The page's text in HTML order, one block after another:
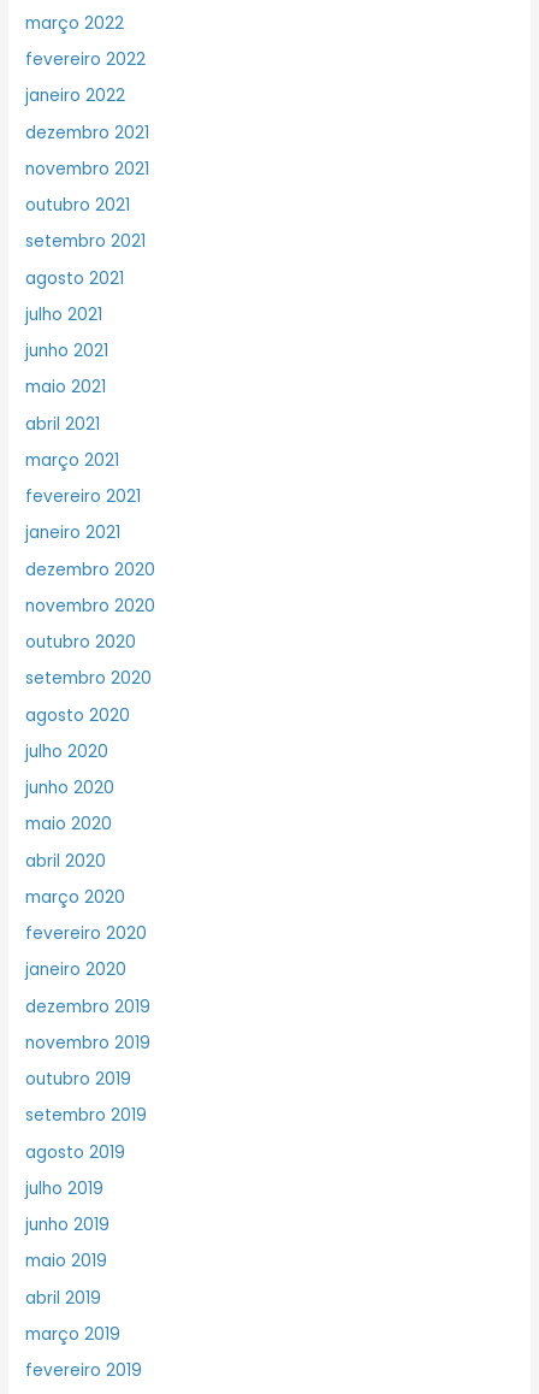
março 2022
fevereiro 2022
janeiro 2022
dezembro 2021
novembro 2021
outubro 2021
setembro 2021
agosto 2021
julho 2021
junho 2021
maio 2021
abril 2021
março 2021
fevereiro 2021
janeiro 2021
dezembro 2020
novembro 2020
outubro 2020
setembro 2020
agosto 2020
julho 2020
junho 2020
maio 2020
abril 2020
março 2020
fevereiro 2020
janeiro 2020
dezembro 2019
novembro 2019
outubro 2019
setembro 2019
agosto 2019
julho 2019
junho 2019
maio 2019
abril 2019
março 2019
fevereiro 2019